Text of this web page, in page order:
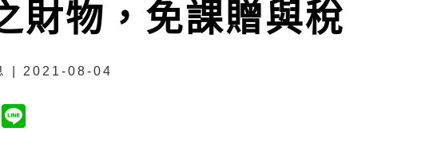
財物，免課贈與稅
| 2021-08-04